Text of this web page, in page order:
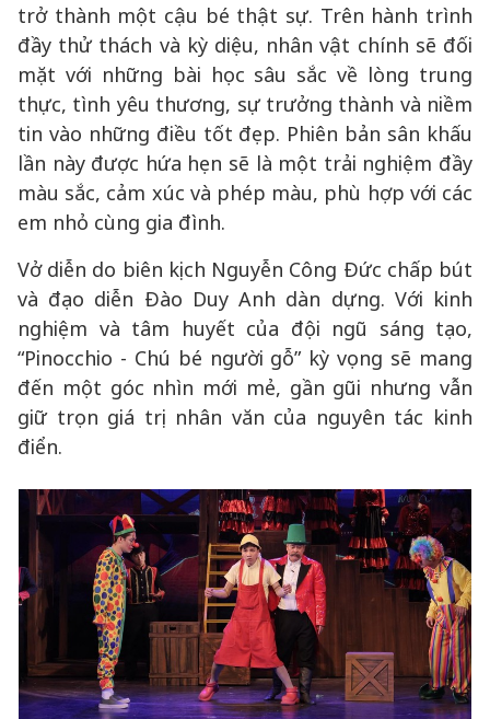
trở thành một cậu bé thật sự. Trên hành trình
đầy thử thách và kỳ diệu, nhân vật chính sẽ đối
mặt với những bài học sâu sắc về lòng trung
thực, tình yêu thương, sự trưởng thành và niềm
tin vào những điều tốt đẹp. Phiên bản sân khấu
lần này được hứa hẹn sẽ là một trải nghiệm đầy
màu sắc, cảm xúc và phép màu, phù hợp với các
em nhỏ cùng gia đình.
Vở diễn do biên kịch Nguyễn Công Đức chấp bút
và đạo diễn Đào Duy Anh dàn dựng. Với kinh
nghiệm và tâm huyết của đội ngũ sáng tạo,
“Pinocchio - Chú bé người gỗ” kỳ vọng sẽ mang
đến một góc nhìn mới mẻ, gần gũi nhưng vẫn
giữ trọn giá trị nhân văn của nguyên tác kinh
điển.